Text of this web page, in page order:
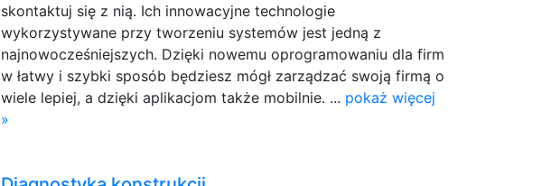
skontaktuj się z nią. Ich innowacyjne technologie
wykorzystywane przy tworzeniu systemów jest jedną z
najnowocześniejszych. Dzięki nowemu oprogramowaniu dla firm
w łatwy i szybki sposób będziesz mógł zarządzać swoją firmą o
wiele lepiej, a dzięki aplikacjom także mobilnie. ... pokaż więcej
»